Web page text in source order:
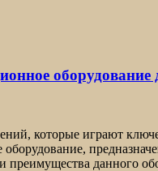
оборудование
которые играют
данного